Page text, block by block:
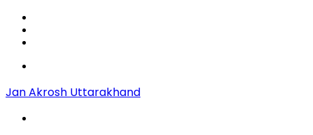
Jan Akrosh Uttarakhand